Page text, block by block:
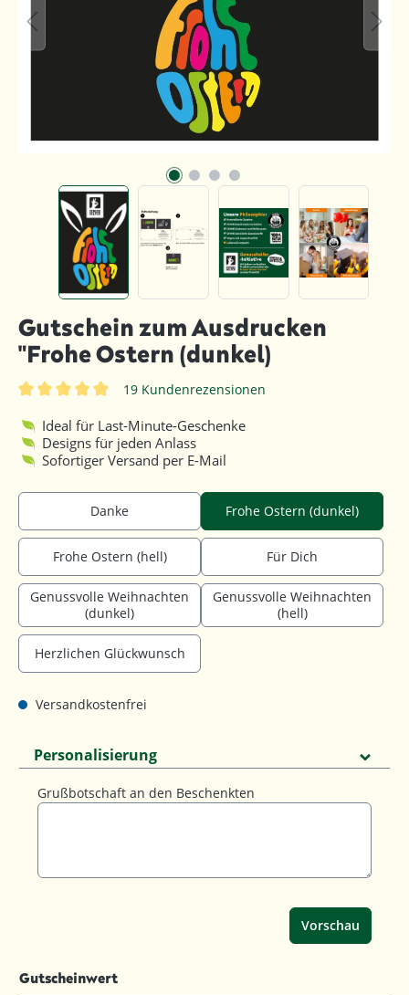
Gutschein zum Ausdrucken
"Frohe Ostern (dunkel)
19 Kundenrezensionen
Ideal für Last-Minute-Geschenke
Designs für jeden Anlass
Sofortiger Versand per E-Mail
Danke Frohe Ostern (dunkel)
Frohe Ostern (hell) Für Dich
Genussvolle Weihnachten
(dunkel)
Genussvolle Weihnachten
(hell)
Herzlichen Glückwunsch
Versandkostenfrei
Personalisierung
Grußbotschaft an den Beschenkten
Vorschau
Gutscheinwert